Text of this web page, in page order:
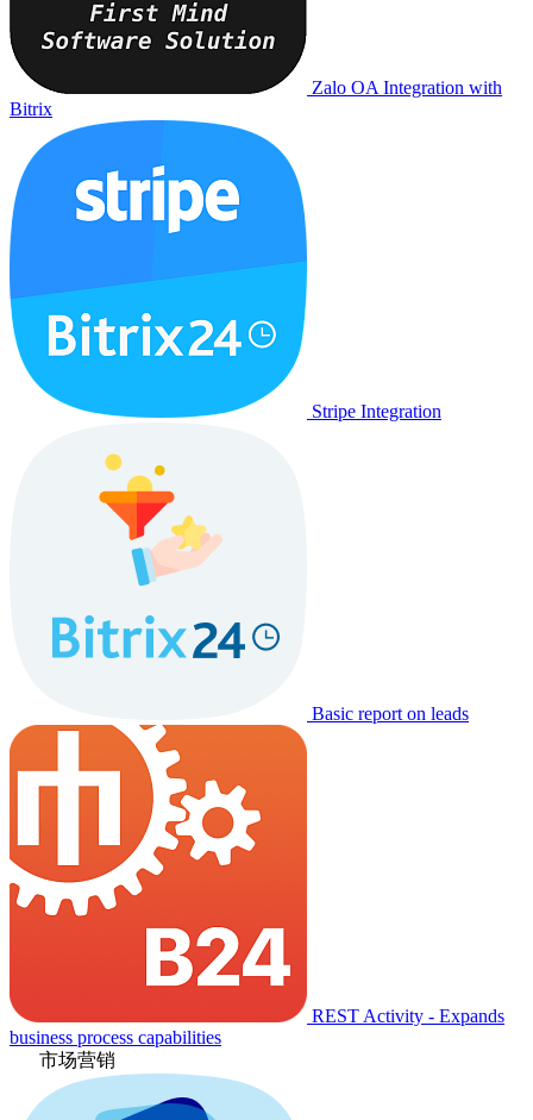
Zalo OA Integration with
Bitrix
Stripe Integration
Basic report on leads
REST Activity - Expands
business process capabilities
市场营销